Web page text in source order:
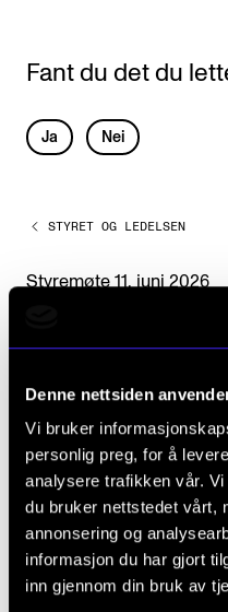
Denne nettsiden
Vi bruker
personlig preg, for å
analysere trafikken vår.
du bruker nettstedet vårt,
annonsering og
informasjon du har gjort
inn gjennom din bruk av
Fant du det du
L
v
e
s
f
i
e
l
d
Ja Nei
STYRET OG LEDELSEN
Styremøte 11. juni 2026
Styremøte 11. desember
Styremøte 12. juni 2025
Styremøte 6. mars 2025
Styremøte 12. desember
Styremøte 17. oktober
Styremøte 6. juni 2024